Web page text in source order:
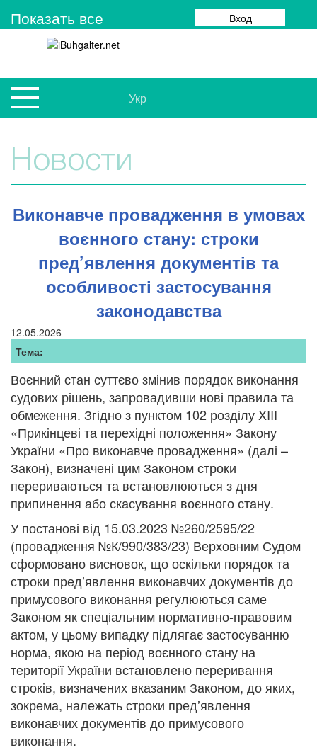
Показать все Вход
Укр
Новости
Виконавче провадження в умовах
воєнного стану: строки
пред’явлення документів та
особливості застосування
законодавства
12.05.2026
Тема:
Воєнний стан суттєво змінив порядок виконання
судових рішень, запровадивши нові правила та
обмеження. Згідно з пунктом 102 розділу XIII
«Прикінцеві та перехідні положення» Закону
України «Про виконавче провадження» (далі –
Закон), визначені цим Законом строки
перериваються та встановлюються з дня
припинення або скасування воєнного стану.
У постанові від 15.03.2023 №260/2595/22
(провадження №К/990/383/23) Верховним Судом
сформовано висновок, що оскільки порядок та
строки пред’явлення виконавчих документів до
примусового виконання регулюються саме
Законом як спеціальним нормативно-правовим
актом, у цьому випадку підлягає застосуванню
норма, якою на період воєнного стану на
території України встановлено переривання
строків, визначених вказаним Законом, до яких,
зокрема, належать строки пред’явлення
виконавчих документів до примусового
виконання.